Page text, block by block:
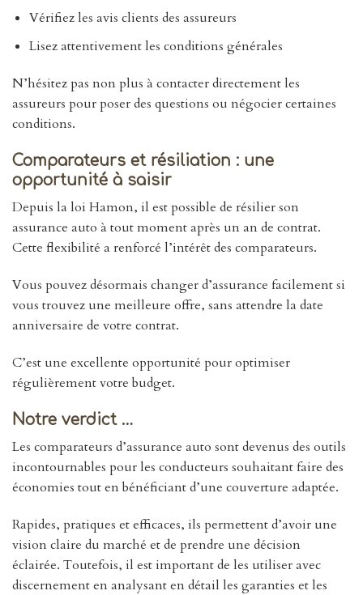
Vérifiez les avis clients des assureurs
Lisez attentivement les conditions générales
N’hésitez pas non plus à contacter directement les
assureurs pour poser des questions ou négocier certaines
conditions.
Comparateurs et résiliation : une
opportunité à saisir
Depuis la loi Hamon, il est possible de résilier son
assurance auto à tout moment après un an de contrat.
Cette flexibilité a renforcé l’intérêt des comparateurs.
Vous pouvez désormais changer d’assurance facilement si
vous trouvez une meilleure offre, sans attendre la date
anniversaire de votre contrat.
C’est une excellente opportunité pour optimiser
régulièrement votre budget.
Notre verdict …
Les comparateurs d’assurance auto sont devenus des outils
incontournables pour les conducteurs souhaitant faire des
économies tout en bénéficiant d’une couverture adaptée.
Rapides, pratiques et efficaces, ils permettent d’avoir une
vision claire du marché et de prendre une décision
éclairée. Toutefois, il est important de les utiliser avec
discernement en analysant en détail les garanties et les